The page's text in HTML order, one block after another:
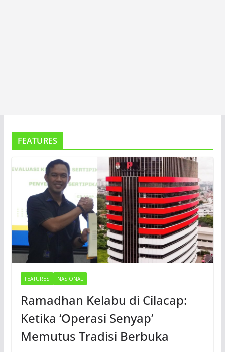
FEATURES
FEATURES NASIONAL
Ramadhan Kelabu di Cilacap:
Ketika ‘Operasi Senyap’
Memutus Tradisi Berbuka